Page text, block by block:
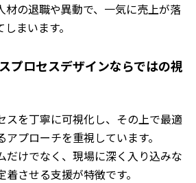
材の退職や異動で、一気に売上が落
まいます。
プロセスデザインならではの視
スを丁寧に可視化し、その上で最適
プローチを重視しています。
だけでなく、現場に深く入り込みな
させる支援が特徴です。